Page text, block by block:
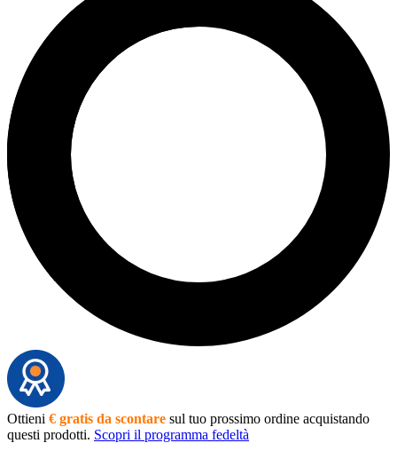
Ottieni € gratis da scontare sul tuo prossimo ordine acquistando
questi prodotti. Scopri il programma fedeltà